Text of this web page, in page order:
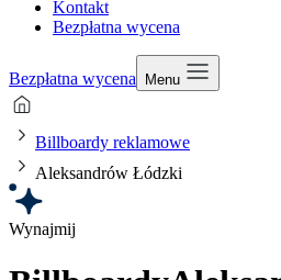
Kontakt
Bezpłatna wycena
Bezpłatna wycena Menu
Billboardy reklamowe
Aleksandrów Łódzki
Wynajmij